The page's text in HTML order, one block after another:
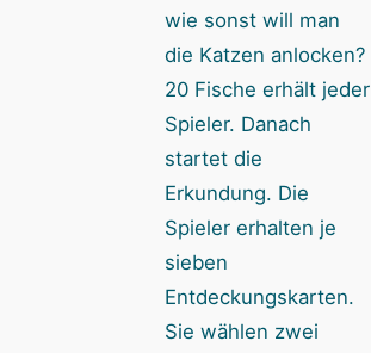
wie sonst will man
die Katzen anlocken?
20 Fische erhält jeder
Spieler. Danach
startet die
Erkundung. Die
Spieler erhalten je
sieben
Entdeckungskarten.
Sie wählen zwei